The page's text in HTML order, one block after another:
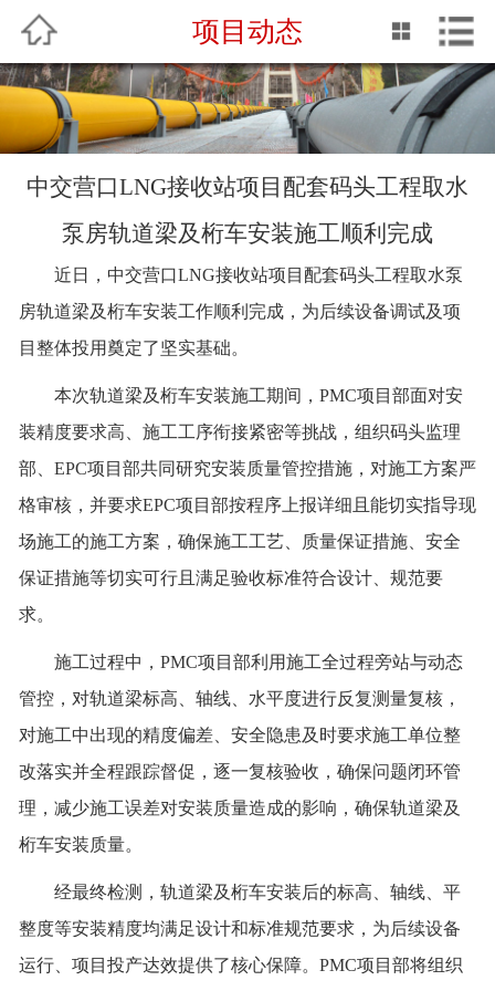
中文 English
网站首页
关于我们
企业动态
QHSE
企业文化
联系我们
项目动态
中交营口LNG接收站项目配套码头工程取水
泵房轨道梁及桁车安装施工顺利完成
近日 ， 中交营口LNG接收站项目配套码头工程取水泵
房轨道梁及桁车安装工作顺利完成， 为后续设备调试及项
目整体投用奠定了坚实基础。
本次轨道梁及桁车安装施工期间， PMC项目 部面对安
装精度要求高、施工工序衔接紧密等挑战，组织码头监理
部、 EPC项目部共同研究安装质量管控措施，对施工方案严
格审核， 并要求EPC项目部按程序上报详细且能切实指导现
场施工的施工方案，确保施工工艺、质量保证措施、安全
保证措施等切实可行且满足验收标准符合设计、规范要
求。
施工过程中， PMC项目部利用施工全过程旁站与动态
管控，对轨道梁标高、轴线、 水平度进行反复测量复核，
对施工中出现的精度偏差、安全隐患及时要求施工单位整
改落实并全程跟踪督促，逐一复核验收，确保问题闭环管
理，减少施工误差对安装质量造成的影响，确保轨道梁及
桁车安装质量。
经最终检测，轨道梁及桁车安装后的标高、轴线、平
整度等安装精度均满足设计和标准规范要求，为后续设备
运行、项目投产达效提供了核心保障。 PMC项目部将组织